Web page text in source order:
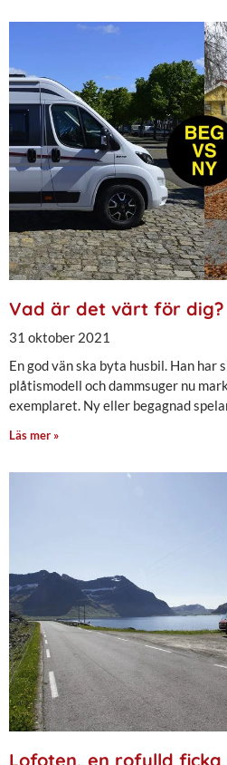
Vad är det värt för dig?
31 oktober 2021
En god vän ska byta husbil. Han
plåtismodell och dammsuger nu
exemplaret. Ny eller begagnad
Läs mer »
Lofoten, en rofylld ficka